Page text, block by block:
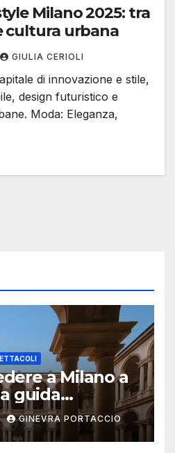
Milano 2025: tra
cultura urbana
GIULIA CERIOLI
di innovazione e stile,
design futuristico e
Moda: Eleganza,
a Milano a
guida
GINEVRA PORTACCIO